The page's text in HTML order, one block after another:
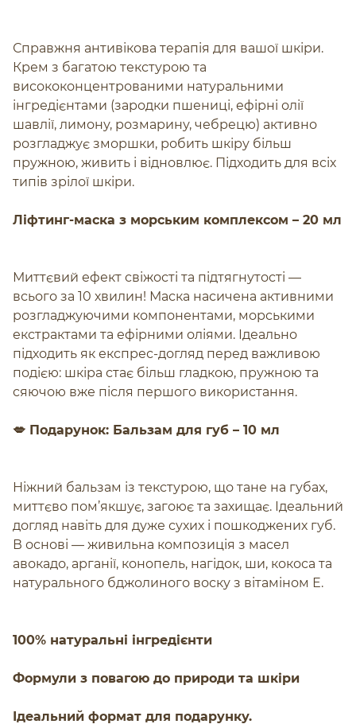
Справжня антивікова терапія для вашої шкіри.
Крем з багатою текстурою та
висококонцентрованими натуральними
інгредієнтами (зародки пшениці, ефірні олії
шавлії, лимону, розмарину, чебрецю) активно
розгладжує зморшки, робить шкіру більш
пружною, живить і відновлює. Підходить для всіх
типів зрілої шкіри.
Ліфтинг-маска з морським комплексом – 20 мл
Миттєвий ефект свіжості та підтягнутості —
всього за 10 хвилин! Маска насичена активними
розгладжуючими компонентами, морськими
екстрактами та ефірними оліями. Ідеально
підходить як експрес-догляд перед важливою
подією: шкіра стає більш гладкою, пружною та
сяючою вже після першого використання.
💋 Подарунок: Бальзам для губ – 10 мл
Ніжний бальзам із текстурою, що тане на губах,
миттєво пом’якшує, загоює та захищає. Ідеальний
догляд навіть для дуже сухих і пошкоджених губ.
В основі — живильна композиція з масел
авокадо, арганії, конопель, нагідок, ши, кокоса та
натурального бджолиного воску з вітаміном Е.
100% натуральні інгредієнти
Формули з повагою до природи та шкіри
Ідеальний формат для подарунку.